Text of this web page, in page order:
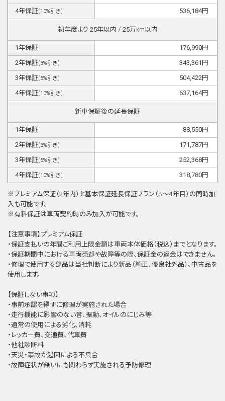
4年保証(10%引き) 536,184円
初年度より 25年以内 / 25万km以内
1年保証 176,990円
2年保証(3%引き) 343,361円
3年保証(5%引き) 504,422円
4年保証(10%引き) 637,164円
新車保証後の延長保証
1年保証 88,550円
2年保証(3%引き) 171,787円
3年保証(5%引き) 252,368円
4年保証(10%引き) 318,780円
※プレミアム保証（2年内）と基本保証延⻑保証プラン（3〜4年目）の同時加
⼊も可能です。
※有料保証は⾞両契約時のみ加⼊が可能です。
【注意事項】プレミアム保証
・保証支払いの年間ご利用上限金額は車両本体価格（税込）までとなります。
・保証期間中における車両売却や故障等の際、保証金の返金はできません。
・修理で使用する部品は当社判断により新品（純正、優良社外品）、中古品を
使用します。
【保証しない事項】
・事前承認を得ずに修理が実施された場合
・走行機能に影響のない音、振動、オイルのにじみ等
・通常の使用による劣化、消耗
・レッカー費、交通費、代車費
・他社診断料
・天災・事故が起因による不具合
・故障症状が無いにも関わらず実施される予防修理